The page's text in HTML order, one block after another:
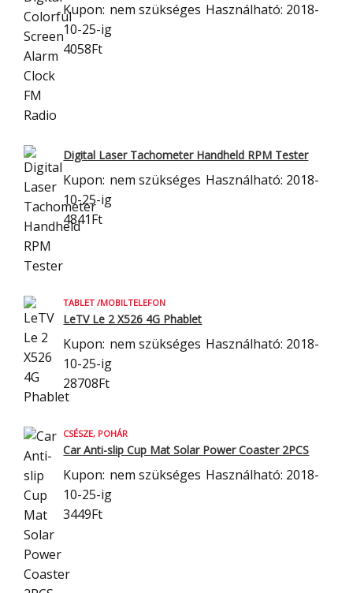
Kupon: nem szükséges Használható: 2018-
10-25-ig
4058Ft
Digital Laser Tachometer Handheld RPM Tester
Kupon: nem szükséges Használható: 2018-
10-25-ig
4841Ft
TABLET /MOBILTELEFON
LeTV Le 2 X526 4G Phablet
Kupon: nem szükséges Használható: 2018-
10-25-ig
28708Ft
CSÉSZE, POHÁR
Car Anti-slip Cup Mat Solar Power Coaster 2PCS
Kupon: nem szükséges Használható: 2018-
10-25-ig
3449Ft